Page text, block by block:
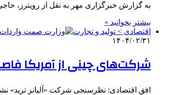
به گزارش خبرگزاری مهر به نقل از رویترز،
بیشتر بخوانید »
اقتصادی > تولید و تجارت
۱۴۰۴/۰۲/۳۱
شرکت‌های چینی از آمریکا
افق اقتصادی: نظرسنجی شرکت «آلیانز ترید» نشان داد که ۹۵ درصد از صادرکنندگان چینی مورد بررسی،